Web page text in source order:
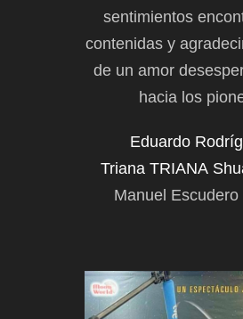
sentimientos
contenidas y
de un amor
hacia los
Eduardo
Triana TRIANA
Manuel